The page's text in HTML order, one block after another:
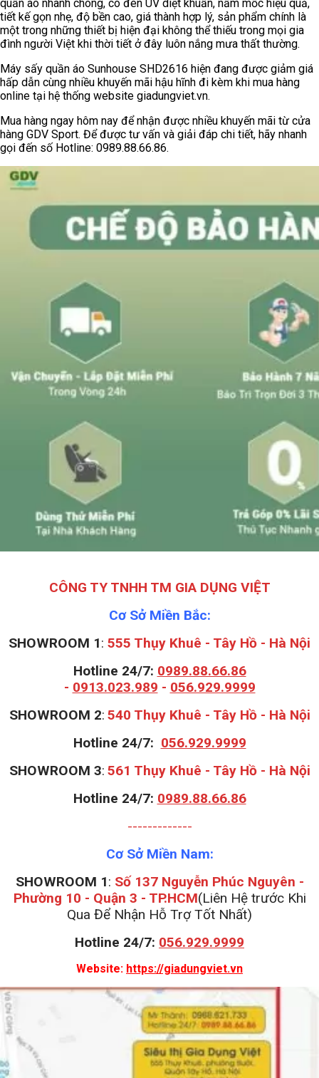
quần áo nhanh chóng, có đèn UV diệt khuẩn, nấm mốc hiệu quả,
tiết kế gọn nhẹ, độ bền cao, giá thành hợp lý, sản phẩm chính là
một trong những thiết bị hiện đại không thể thiếu trong mọi gia
đình người Việt khi thời tiết ở đây luôn nắng mưa thất thường.
Máy sấy quần áo Sunhouse SHD2616 hiện đang được giảm giá
hấp dẫn cùng nhiều khuyến mãi hậu hĩnh đi kèm khi mua hàng
online tại hệ thống website giadungviet.vn.
Mua hàng ngay hôm nay để nhận được nhiều khuyến mãi từ cửa
hàng GDV Sport. Để được tư vấn và giải đáp chi tiết, hãy nhanh
gọi đến số Hotline: 0989.88.66.86.
CÔNG TY TNHH TM GIA DỤNG VIỆT
Cơ Sở Miền Bắc:
SHOWROOM 1: 555 Thụy Khuê - Tây Hồ - Hà Nội
Hotline 24/7: 0989.88.66.86
- 0913.023.989 - 056.929.9999
SHOWROOM 2: 540 Thụy Khuê - Tây Hồ - Hà Nội
Hotline 24/7: 056.929.9999
SHOWROOM 3: 561 Thụy Khuê - Tây Hồ - Hà Nội
Hotline 24/7: 0989.88.66.86
-------------
Cơ Sở Miền Nam:
SHOWROOM 1: Số 137 Nguyễn Phúc Nguyên -
Phường 10 - Quận 3 - TP.HCM(Liên Hệ trước Khi
Qua Để Nhận Hỗ Trợ Tốt Nhất)
Hotline 24/7: 056.929.9999
Website: https://giadungviet.vn